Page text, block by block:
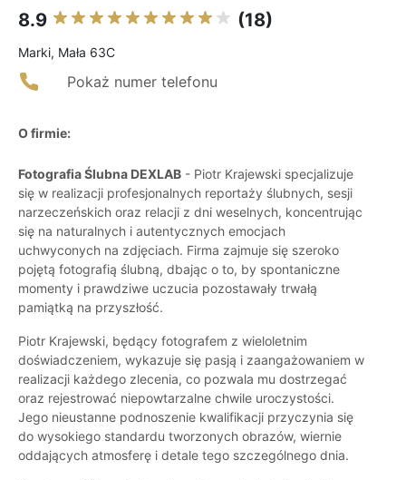
8.9 (18)
Marki, Mała 63C
Pokaż numer telefonu
O firmie:
Fotografia Ślubna DEXLAB - Piotr Krajewski specjalizuje
się w realizacji profesjonalnych reportaży ślubnych, sesji
narzeczeńskich oraz relacji z dni weselnych, koncentrując
się na naturalnych i autentycznych emocjach
uchwyconych na zdjęciach. Firma zajmuje się szeroko
pojętą fotografią ślubną, dbając o to, by spontaniczne
momenty i prawdziwe uczucia pozostawały trwałą
pamiątką na przyszłość.
Piotr Krajewski, będący fotografem z wieloletnim
doświadczeniem, wykazuje się pasją i zaangażowaniem w
realizacji każdego zlecenia, co pozwala mu dostrzegać
oraz rejestrować niepowtarzalne chwile uroczystości.
Jego nieustanne podnoszenie kwalifikacji przyczynia się
do wysokiego standardu tworzonych obrazów, wiernie
oddających atmosferę i detale tego szczególnego dnia.